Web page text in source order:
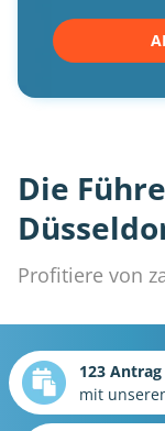
Die
Profitiere von
123
mit